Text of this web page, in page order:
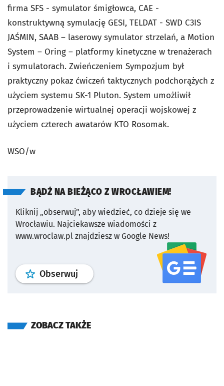
firma SFS - symulator śmigłowca, CAE -
konstruktywną symulację GESI, TELDAT - SWD C3IS
JAŚMIN, SAAB – laserowy symulator strzelań, a Motion
System – Oring – platformy kinetyczne w trenażerach
i symulatorach. Zwieńczeniem Sympozjum był
praktyczny pokaz ćwiczeń taktycznych podchorążych z
użyciem systemu SK-1 Pluton. System umożliwił
przeprowadzenie wirtualnej operacji wojskowej z
użyciem czterech awatarów KTO Rosomak.
WSO/w
BĄDŹ NA BIEŻĄCO Z WROCŁAWIEM!
Kliknij „obserwuj”, aby wiedzieć, co dzieje się we
Wrocławiu. Najciekawsze wiadomości z
www.wroclaw.pl znajdziesz w Google News!
Obserwuj profil serwisu
ZOBACZ TAKŻE